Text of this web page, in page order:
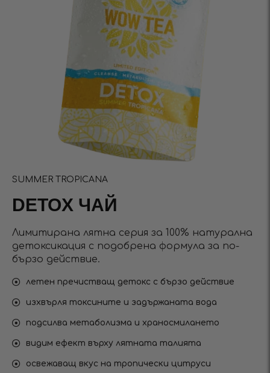
SUMMER TROPICANA
DETOX ЧАЙ
Лимитирана лятна серия за 100% натурална
детоксикация с подобрена формула за по-
бързо действие.
летен пречистващ детокс с бързо действие
изхвърля токсините и задържаната вода
подсилва метаболизма и храносмилането
видим ефект върху лятната талията
освежаващ вкус на тропически цитруси